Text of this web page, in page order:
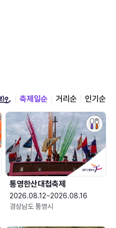
축제일순 거리순 인기순
통영한산대첩축제
2026.08.12~2026.08.16
경상남도 통영시